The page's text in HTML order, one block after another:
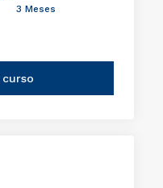
3 Meses